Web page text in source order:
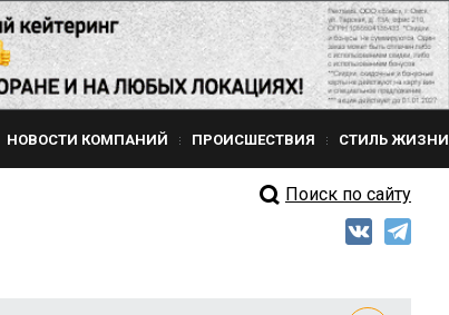
НОВОСТИ КОМПАНИЙ ПРОИСШЕСТВИЯ СТИЛЬ ЖИЗНИ
Поиск по сайту